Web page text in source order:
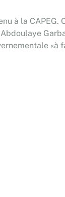
à la CAPEG.
«à